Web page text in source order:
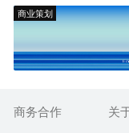
商业策划
商务合作 关